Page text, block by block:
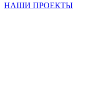
НАШИ ПРОЕКТЫ